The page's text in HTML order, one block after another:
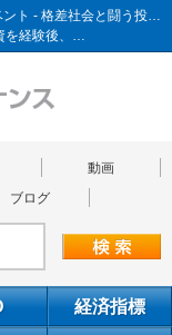
とれまがファイナンス - 6/11の相場見通しと重要イベント - 格差社会と闘う投資術
を経験後、…
動画
ブログ
経済指標